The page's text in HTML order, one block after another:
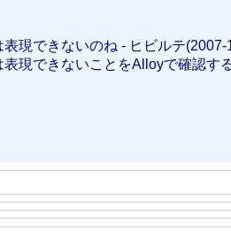
現できないのね - ヒビルテ(2007-
現できないことをAlloyで確認す